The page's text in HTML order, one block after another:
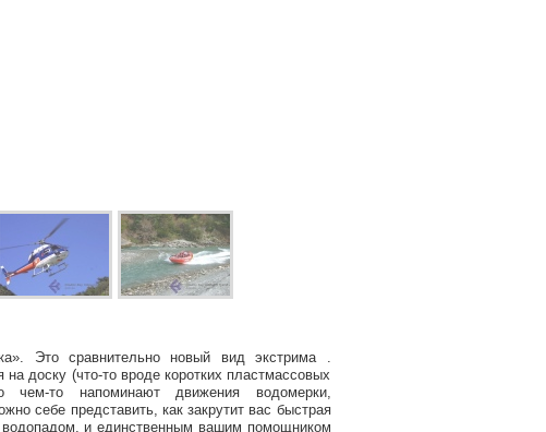
Это сравнительно новый вид экстрима .
доску (что-то вроде коротких пластмассовых
то напоминают движения водомерки,
себе представить, как закрутит вас быстрая
и единственным вашим помощником